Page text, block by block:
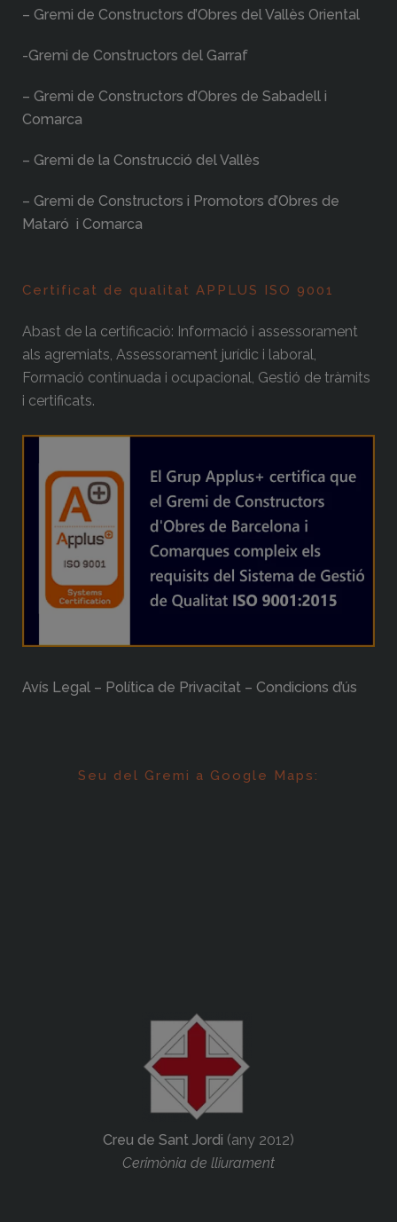
– Gremi de Constructors d’Obres del Vallès Oriental
-Gremi de Constructors del Garraf
– Gremi de Constructors d’Obres de Sabadell i
Comarca
– Gremi de la Construcció del Vallès
– Gremi de Constructors i Promotors d’Obres de
Mataró i Comarca
Certificat de qualitat APPLUS ISO 9001
Abast de la certificació: Informació i assessorament
als agremiats, Assessorament jurídic i laboral,
Formació continuada i ocupacional, Gestió de tràmits
i certificats.
Avís Legal – Política de Privacitat – Condicions d’ús
Seu del Gremi a Google Maps:
Creu de Sant Jordi (any 2012)
Cerimònia de lliurament